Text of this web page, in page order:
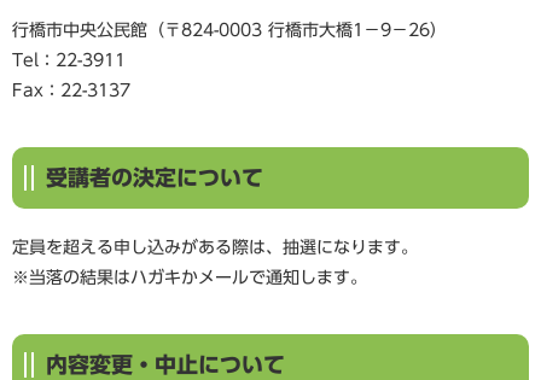
行橋市中央公民館（〒824-0003 行橋市大橋1－9－26）
Tel：22-3911
Fax：22-3137​
受講者の決定について
定員を超える申し込みがある際は、抽選になります。
※当落の結果はハガキかメールで通知します。​
内容変更・中止について